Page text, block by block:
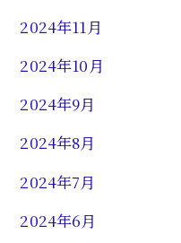
2024年11月
2024年10月
2024年9月
2024年8月
2024年7月
2024年6月